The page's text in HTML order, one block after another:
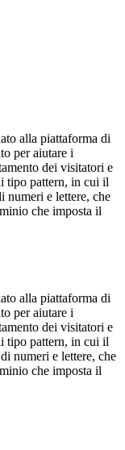
alla piattaforma di
per aiutare i
dei visitatori e
tipo pattern, in cui il
numeri e lettere, che
che imposta il
alla piattaforma di
per aiutare i
dei visitatori e
tipo pattern, in cui il
numeri e lettere, che
che imposta il